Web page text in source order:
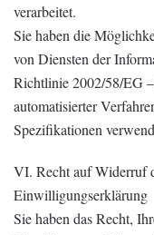
verarbeitet.
Sie haben die
von Diensten der
Richtlinie 2002/58/EG
automatisierter
Spezifikationen
VI. Recht auf Widerruf
Einwilligungserklärung
Sie haben das Recht,